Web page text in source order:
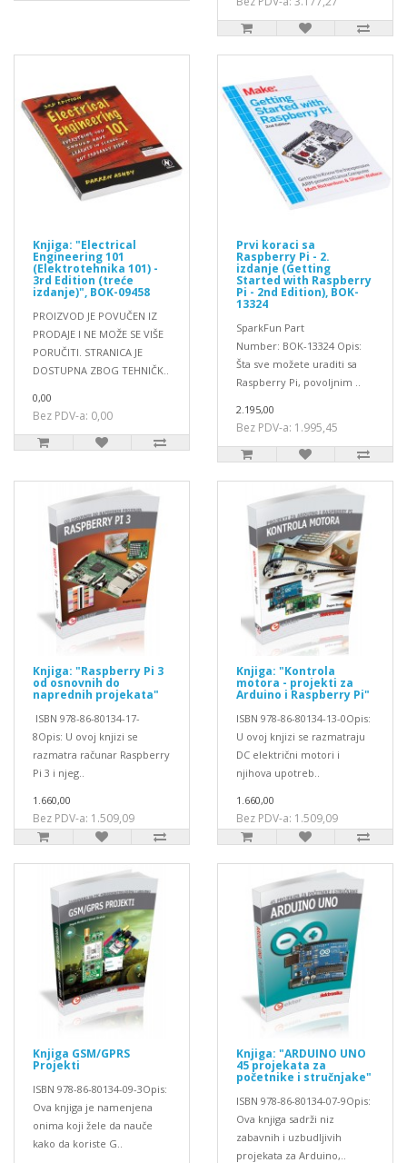
Knjiga: "Electrical
Engineering 101
(Elektrotehnika 101) -
3rd Edition (treće
izdanje)", BOK-09458
PROIZVOD JE POVUČEN IZ
PRODAJE I NE MOŽE SE VIŠE
PORUČITI. STRANICA JE
DOSTUPNA ZBOG TEHNIČK..
0,00
Bez PDV-a: 0,00
Prvi koraci sa
Raspberry Pi - 2.
izdanje (Getting
Started with Raspberry
Pi - 2nd Edition), BOK-
13324
SparkFun Part
Number: BOK-13324 Opis:
Šta sve možete uraditi sa
Raspberry Pi, povoljnim ..
2.195,00
Bez PDV-a: 1.995,45
Knjiga: "Raspberry Pi 3
od osnovnih do
naprednih projekata"
ISBN 978-86-80134-17-
8Opis: U ovoj knjizi se
razmatra računar Raspberry
Pi 3 i njeg..
1.660,00
Bez PDV-a: 1.509,09
Knjiga: "Kontrola
motora - projekti za
Arduino i Raspberry Pi"
ISBN 978-86-80134-13-0Opis:
U ovoj knjizi se razmatraju
DC električni motori i
njihova upotreb..
1.660,00
Bez PDV-a: 1.509,09
Knjiga GSM/GPRS
Projekti
ISBN 978-86-80134-09-3Opis:
Ova knjiga je namenjena
onima koji žele da nauče
kako da koriste G..
Knjiga: "ARDUINO UNO
45 projekata za
početnike i stručnjake"
ISBN 978-86-80134-07-9Opis:
Ova knjiga sadrži niz
zabavnih i uzbudljivih
projekata za Arduino,..